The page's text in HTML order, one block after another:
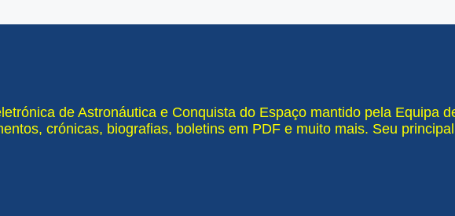
de Astronáutica e Conquista do Espaço mantido pela Equipa
crónicas, biografias, boletins em PDF e muito mais. Seu